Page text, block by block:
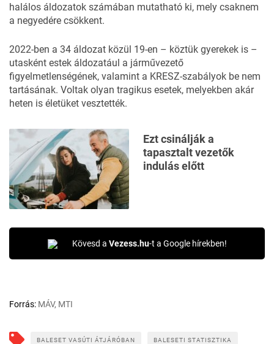
halálos áldozatok számában mutatható ki, mely csaknem
a negyedére csökkent.
2022-ben a 34 áldozat közül 19-en – köztük gyerekek is –
utasként estek áldozatául a járművezető
figyelmetlenségének, valamint a KRESZ-szabályok be nem
tartásának. Voltak olyan tragikus esetek, melyekben akár
heten is életüket vesztették.
Ezt csinálják a
tapasztalt vezetők
indulás előtt
Kövesd a Vezess.hu-t a Google hírekben!
Forrás: MÁV, MTI
BALESET VASÚTI ÁTJÁRÓBAN BALESETI STATISZTIKA